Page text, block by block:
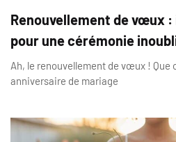
Renouvellement de vœux
pour une cérémonie
Ah, le renouvellement de vœux ! Que
anniversaire de mariage